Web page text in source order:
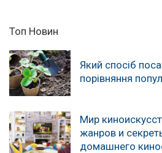
Топ Новин
Який спосіб
порівняння
Мир
жанров и
домашнего